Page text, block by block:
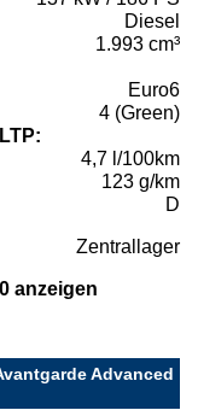
Diesel
1.993 cm³
Euro6
4 (Green)
4,7 l/100km
123 g/km
D
Zentrallager
anzeigen
Advanced